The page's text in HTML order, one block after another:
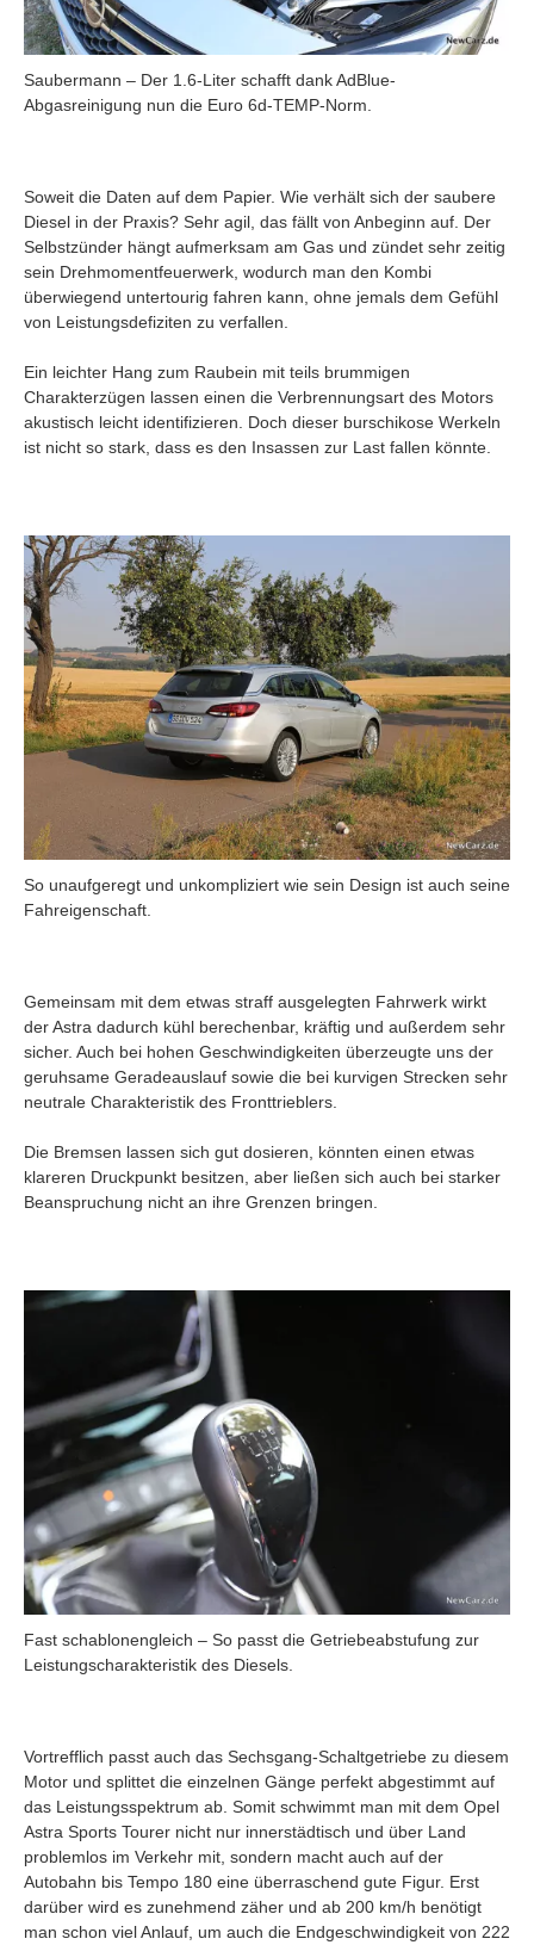
Saubermann – Der 1.6-Liter schafft dank AdBlue-
Abgasreinigung nun die Euro 6d-TEMP-Norm.
Soweit die Daten auf dem Papier. Wie verhält sich der saubere
Diesel in der Praxis? Sehr agil, das fällt von Anbeginn auf. Der
Selbstzünder hängt aufmerksam am Gas und zündet sehr zeitig
sein Drehmomentfeuerwerk, wodurch man den Kombi
überwiegend untertourig fahren kann, ohne jemals dem Gefühl
von Leistungsdefiziten zu verfallen.
Ein leichter Hang zum Raubein mit teils brummigen
Charakterzügen lassen einen die Verbrennungsart des Motors
akustisch leicht identifizieren. Doch dieser burschikose Werkeln
ist nicht so stark, dass es den Insassen zur Last fallen könnte.
So unaufgeregt und unkompliziert wie sein Design ist auch seine
Fahreigenschaft.
Gemeinsam mit dem etwas straff ausgelegten Fahrwerk wirkt
der Astra dadurch kühl berechenbar, kräftig und außerdem sehr
sicher. Auch bei hohen Geschwindigkeiten überzeugte uns der
geruhsame Geradeauslauf sowie die bei kurvigen Strecken sehr
neutrale Charakteristik des Fronttrieblers.
Die Bremsen lassen sich gut dosieren, könnten einen etwas
klareren Druckpunkt besitzen, aber ließen sich auch bei starker
Beanspruchung nicht an ihre Grenzen bringen.
Fast schablonengleich – So passt die Getriebeabstufung zur
Leistungscharakteristik des Diesels.
Vortrefflich passt auch das Sechsgang-Schaltgetriebe zu diesem
Motor und splittet die einzelnen Gänge perfekt abgestimmt auf
das Leistungsspektrum ab. Somit schwimmt man mit dem Opel
Astra Sports Tourer nicht nur innerstädtisch und über Land
problemlos im Verkehr mit, sondern macht auch auf der
Autobahn bis Tempo 180 eine überraschend gute Figur. Erst
darüber wird es zunehmend zäher und ab 200 km/h benötigt
man schon viel Anlauf, um auch die Endgeschwindigkeit von 222